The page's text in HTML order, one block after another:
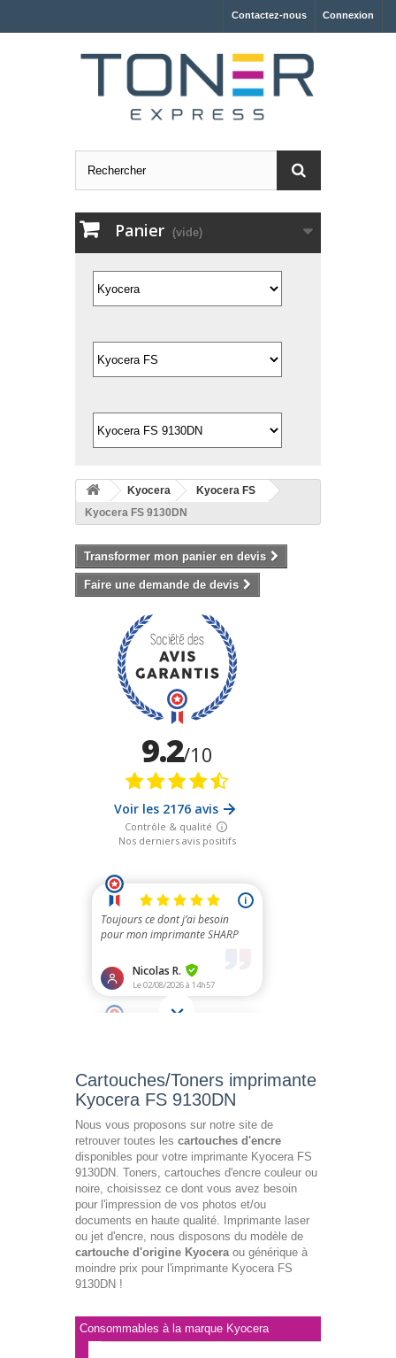
Connexion
Contactez-nous
Panier (vide)
Kyocera
Kyocera FS
Kyocera FS 9130DN
Transformer mon panier en devis
Faire une demande de devis
Cartouches/Toners imprimante
Kyocera FS 9130DN
Nous vous proposons sur notre site de
retrouver toutes les cartouches d'encre
disponibles pour votre imprimante Kyocera FS
9130DN. Toners, cartouches d'encre couleur ou
noire, choisissez ce dont vous avez besoin
pour l'impression de vos photos et/ou
documents en haute qualité. Imprimante laser
ou jet d'encre, nous disposons du modèle de
cartouche d'origine Kyoceraou générique à
moindre prix pour l'imprimante Kyocera FS
9130DN !
Consommables à la marque Kyocera